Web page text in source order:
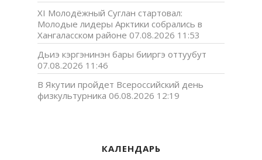
XI Молодёжный Суглан стартовал:
Молодые лидеры Арктики собрались в
Хангаласском районе 07.08.2026 11:53
Дьиэ кэргэнинэн бары бииргэ оттуубут
07.08.2026 11:46
В Якутии пройдет Всероссийский день
физкультурника 06.08.2026 12:19
КАЛЕНДАРЬ